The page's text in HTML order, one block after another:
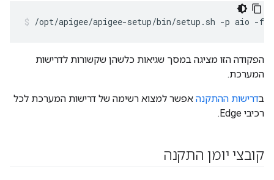
/opt/apigee/apigee-setup/bin/setup.sh -p aio -f
הפקודה הזו מציגה במסך שגיאות כלשהן שקשורות לדרישות
המערכת.
בדרישות ההתקנה אפשר למצוא רשימה של דרישות המערכת לכל
רכיבי Edge.
קובצי יומן התקנה